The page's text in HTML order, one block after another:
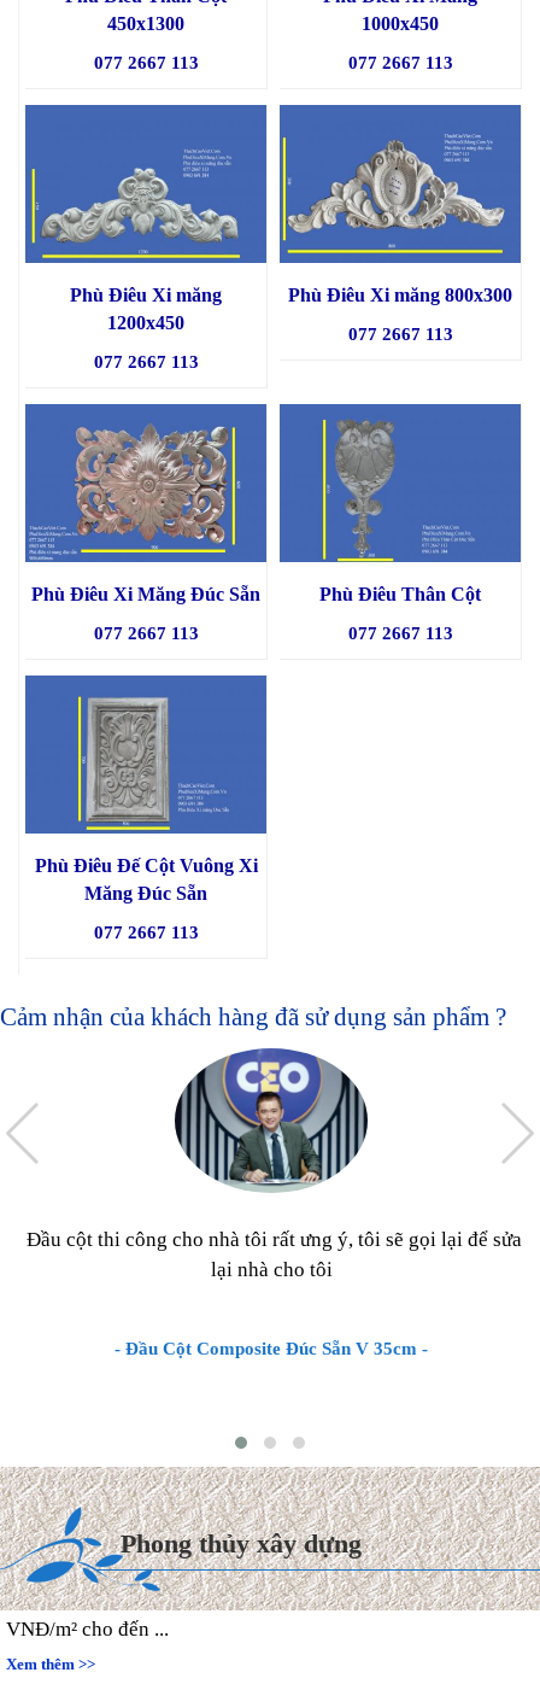
450x1300
077 2667 113
1000x450
077 2667 113
Phù Điêu Xi măng
1200x450
077 2667 113
Phù Điêu Xi măng 800x300
077 2667 113
Phù Điêu Xi Măng Đúc Sẵn
077 2667 113
Phù Điêu Thân Cột
077 2667 113
Phù Điêu Đế Cột Vuông Xi
Măng Đúc Sẵn
077 2667 113
Cảm nhận của khách hàng đã sử dụng sản phẩm ?
Đầu cột thi công cho nhà tôi rất ưng ý, tôi sẽ gọi lại để sửa
lại nhà cho tôi
- Đầu Cột Composite Đúc Sẵn V 35cm -
Phong thủy xây dựng
Chi phí xây dựng & Hoàn
thiện Biệt thự mái Thái 2027
Hiện nay, chi phí thi công hoàn
thiện trọn gói biệt thự mái
Thái dao động từ 8.000.000
VNĐ/m² cho đến ...